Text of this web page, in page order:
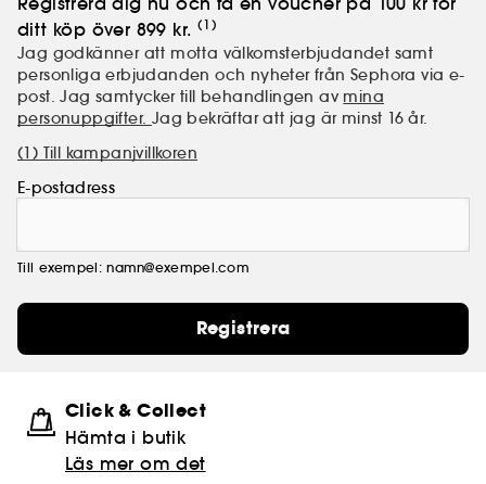
ditt köp över 899 kr. (1)
Jag godkänner att motta välkomsterbjudandet samt
personliga erbjudanden och nyheter från Sephora via e-
post. Jag samtycker till behandlingen av mina
personuppgifter. Jag bekräftar att jag är minst 16 år.
(1) Till kampanjvillkoren
E-postadress
Till exempel: namn@exempel.com
Registrera
Click & Collect
Hämta i butik​
Läs mer om det